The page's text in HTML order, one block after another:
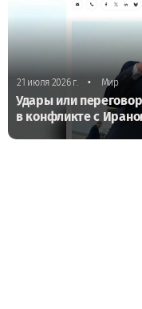
21 июля 2026 г. • Мир
Удары или
в конфликте с